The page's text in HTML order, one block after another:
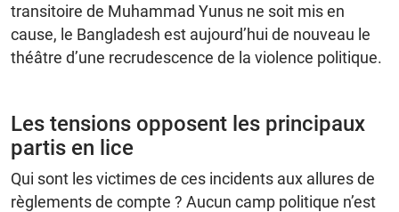
transitoire de Muhammad Yunus ne soit mis en
cause, le Bangladesh est aujourd’hui de nouveau le
théâtre d’une recrudescence de la violence politique.
Les tensions opposent les principaux
partis en lice
Qui sont les victimes de ces incidents aux allures de
règlements de compte ? Aucun camp politique n’est